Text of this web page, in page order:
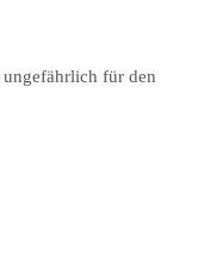
für den